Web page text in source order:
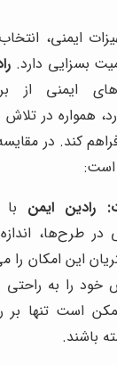
ایمنی،
بسزایی دارد.
ایمنی از
همواره در
کند. در مقایسه
است:
رادین ایمن
در طرح‌ها،
این امکان
خود را به راحتی
است تنها
باشند.